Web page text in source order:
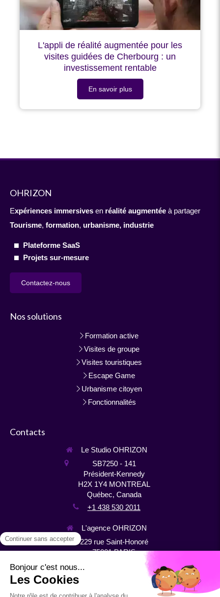
L'appli de réalité augmentée pour les
visites guidées de Cherbourg : un
investissement rentable
En savoir plus
OHRIZON
Expériences immersives en réalité augmentée à partager
Tourisme, formation, urbanisme, industrie
Plateforme SaaS
Projets sur-mesure
Contactez-nous
Nos solutions
Formation active
Visites de groupe
Visites touristiques
Escape Game
Urbanisme citoyen
Fonctionnalités
Contacts
Le Studio OHRIZON
SB7250 - 141
Président-Kennedy
H2X 1Y4 MONTREAL
Québec, Canada
+1 438 530 2011
L'agence OHRIZON
229 rue Saint-Honoré
75001 PARIS